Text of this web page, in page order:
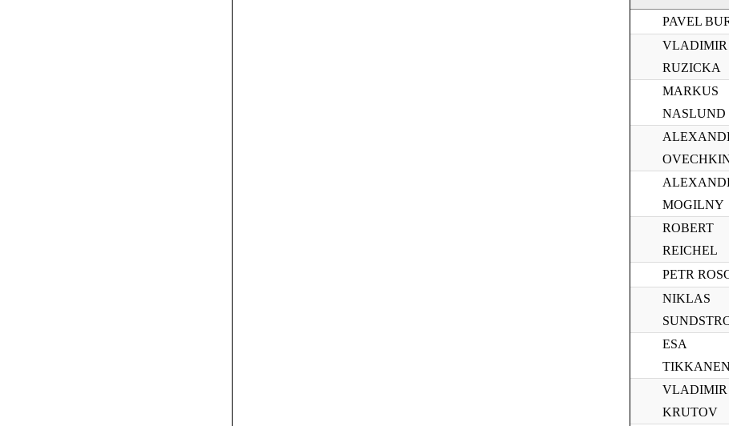
PAVEL
VLADIMIR
RUZICKA
MARKUS
NASLUND
MOGILNY
ROBERT
REICHEL
PETR
NIKLAS
ESA
TIKKANEN
VLADIMIR
KRUTOV